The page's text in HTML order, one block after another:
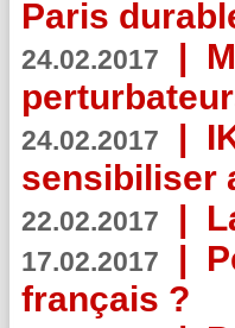
Paris
24.02.2017 |
24.02.2017 |
sensibiliser
22.02.2017 |
17.02.2017 |
français ?